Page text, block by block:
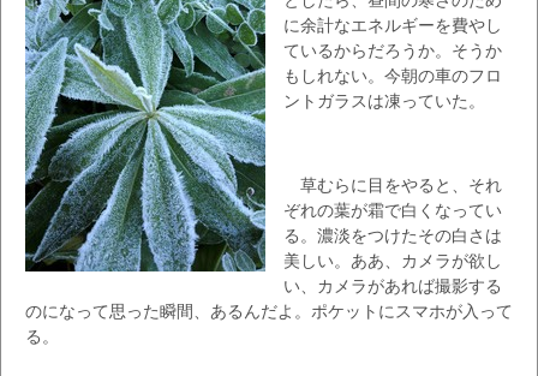
に余計なエネルギーを費やし
ているからだろうか。そうか
もしれない。今朝の車のフロ
ントガラスは凍っていた。
草むらに目をやると、それ
ぞれの葉が霜で白くなってい
る。濃淡をつけたその白さは
美しい。ああ、カメラが欲し
い、カメラがあれば撮影する
のになって思った瞬間、あるんだよ。ポケットにスマホが入って
る。